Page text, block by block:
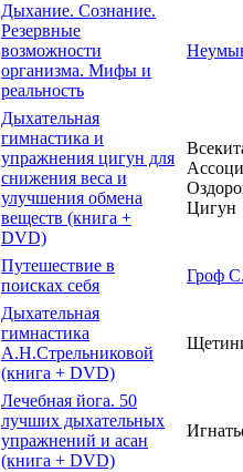
Дыхание. Сознание.
Резервные
возможности
организма. Мифы и
реальность
Дыхательная
гимнастика и
упражнения цигун для
снижения веса и
улучшения обмена
веществ (книга +
DVD)
Цигун
Путешествие в
поисках себя
Гроф
Дыхательная
гимнастика
А.Н.Стрельниковой
(книга + DVD)
Лечебная йога. 50
лучших дыхательных
упражнений и асан
(книга + DVD)